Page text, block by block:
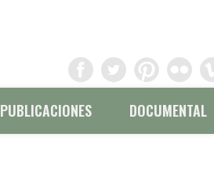
PUBLICACIONES DOCUMENTAL